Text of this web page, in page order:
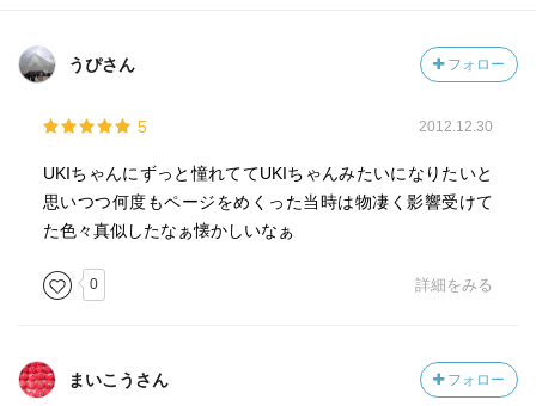
うぴさん フォロー
5 2012.12.30
UKIちゃんにずっと憧れててUKIちゃんみたいになりたいと
思いつつ何度もページをめくった当時は物凄く影響受けて
た色々真似したなぁ懐かしいなぁ
0 詳細をみる
まいこうさん フォロー